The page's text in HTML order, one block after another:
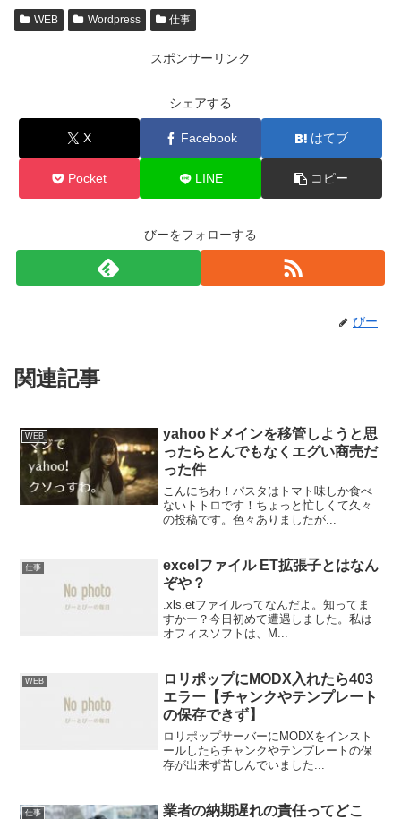
WEB Wordpress 仕事
スポンサーリンク
シェアする
X Facebook はてブ
Pocket LINE コピー
びーをフォローする
びー
関連記事
WEB
yahooドメインを移管しようと思
ったらとんでもなくエグい商売だ
った件
こんにちわ！パスタはトマト味しか食べ
ないトトロです！ちょっと忙しくて久々
の投稿です。色々ありましたが...
仕事
excelファイル ET拡張子とはなん
ぞや？
.xls.etファイルってなんだよ。知ってま
すかー？今日初めて遭遇しました。私は
オフィスソフトは、M...
WEB
ロリポップにMODX入れたら403
エラー【チャンクやテンプレート
の保存できず】
ロリポップサーバーにMODXをインスト
ールしたらチャンクやテンプレートの保
存が出来ず苦しんでいました...
仕事
業者の納期遅れの責任ってどこ